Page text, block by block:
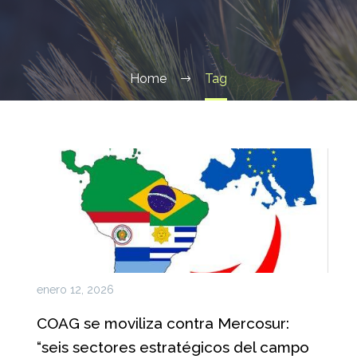
Home Tag
enero 12, 2026
COAG se moviliza contra Mercosur:
“seis sectores estratégicos del campo